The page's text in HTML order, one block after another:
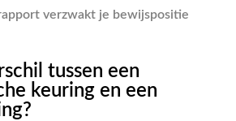
verzwakt je bewijspositie
tussen een
keuring en een